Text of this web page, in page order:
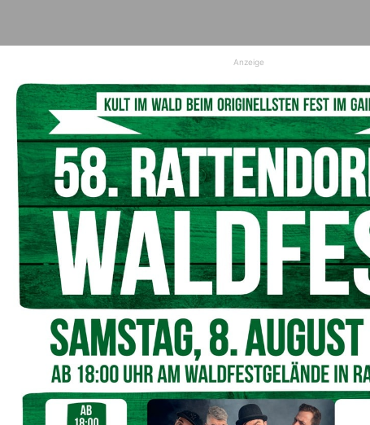
ERHOLUNG
geführte Wanderungen durch unberührte Natur. Rund um das Bleib
Luft – ideal, um draußen zu sein und den Blick nach innen zu
KÖRPERGEFÜHL.
Kauen und bewusste Schonung wird der Darm entlastet und der
IST WOHLBEFINDEN.
Anzeige